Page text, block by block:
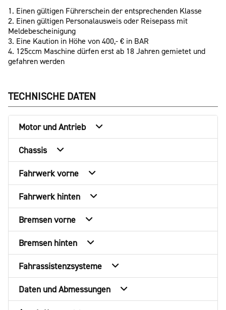
1. Einen gültigen Führerschein der entsprechenden Klasse
2. Einen gültigen Personalausweis oder Reisepass mit
Meldebescheinigung
3. Eine Kaution in Höhe von 400,- € in BAR
4. 125ccm Maschine dürfen erst ab 18 Jahren gemietet und
gefahren werden
TECHNISCHE DATEN
Motor und Antrieb
Chassis
Fahrwerk vorne
Fahrwerk hinten
Bremsen vorne
Bremsen hinten
Fahrassistenzsysteme
Daten und Abmessungen